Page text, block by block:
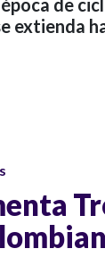
de
extienda